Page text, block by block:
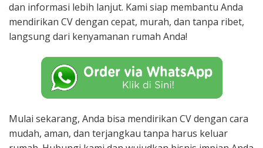
dan informasi lebih lanjut. Kami siap membantu Anda
mendirikan CV dengan cepat, murah, dan tanpa ribet,
langsung dari kenyamanan rumah Anda!
Mulai sekarang, Anda bisa mendirikan CV dengan cara
mudah, aman, dan terjangkau tanpa harus keluar